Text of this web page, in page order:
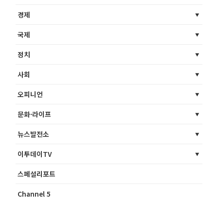
경제
국제
정치
사회
오피니언
문화·라이프
뉴스발전소
이투데이TV
스페셜리포트
Channel 5